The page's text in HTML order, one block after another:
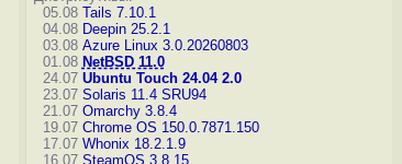
05.08 Tails 7.10.1
04.08 Deepin 25.2.1
03.08 Azure Linux 3.0.20260803
01.08 NetBSD 11.0
24.07 Ubuntu Touch 24.04 2.0
23.07 Solaris 11.4 SRU94
21.07 Omarchy 3.8.4
19.07 Chrome OS 150.0.7871.150
17.07 Whonix 18.2.1.9
16.07 SteamOS 3.8.15